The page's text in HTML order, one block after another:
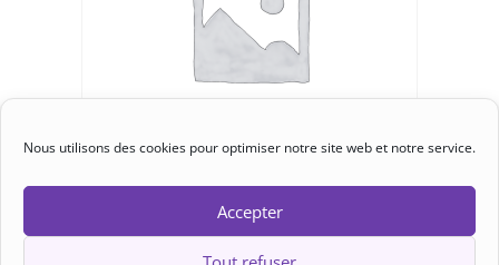
Nous utilisons des cookies pour optimiser notre site web et notre service.
Accepter
Maquillage - Kit lingette 12x12 cm
5,50€